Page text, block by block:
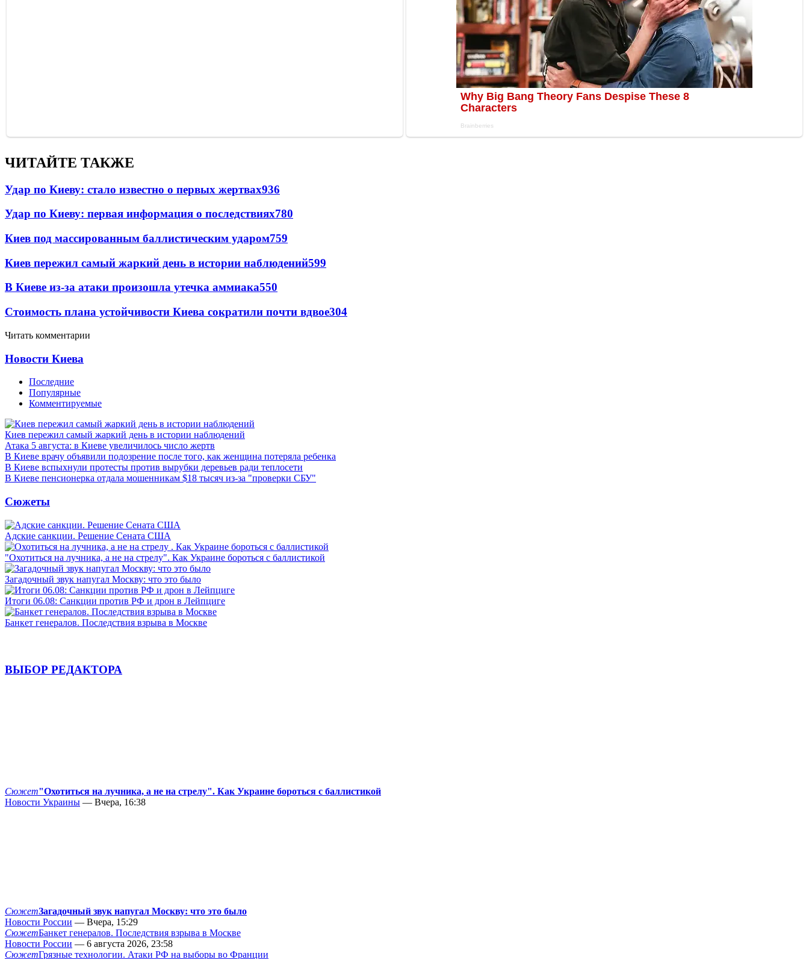
ЧИТАЙТЕ ТАКЖЕ
Удар по Киеву: стало известно о первых жертвах936
Удар по Киеву: первая информация о последствиях780
Киев под массированным баллистическим ударом759
Киев пережил самый жаркий день в истории наблюдений599
В Киеве из-за атаки произошла утечка аммиака550
Стоимость плана устойчивости Киева сократили почти вдвое304
Читать комментарии
Новости Киева
Последние
Популярные
Комментируемые
Киев пережил самый жаркий день в истории наблюдений
Атака 5 августа: в Киеве увеличилось число жертв
В Киеве врачу объявили подозрение после того, как женщина потеряла ребенка
В Киеве вспыхнули протесты против вырубки деревьев ради теплосети
В Киеве пенсионерка отдала мошенникам $18 тысяч из-за "проверки СБУ"
Сюжеты
Адские санкции. Решение Сената США
"Охотиться на лучника, а не на стрелу". Как Украине бороться с баллистикой
Загадочный звук напугал Москву: что это было
Итоги 06.08: Санкции против РФ и дрон в Лейпциге
Банкет генералов. Последствия взрыва в Москве
ВЫБОР РЕДАКТОРА
Сюжет"Охотиться на лучника, а не на стрелу". Как Украине бороться с баллистикой
Новости Украины — Вчера, 16:38
СюжетЗагадочный звук напугал Москву: что это было
Новости России — Вчера, 15:29
СюжетБанкет генералов. Последствия взрыва в Москве
Новости России — 6 августа 2026, 23:58
СюжетГрязные технологии. Атаки РФ на выборы во Франции